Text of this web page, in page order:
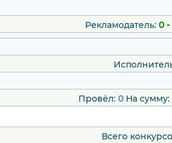
Рекламодатель: 0-
Провёл: 0На сумму:
Всего